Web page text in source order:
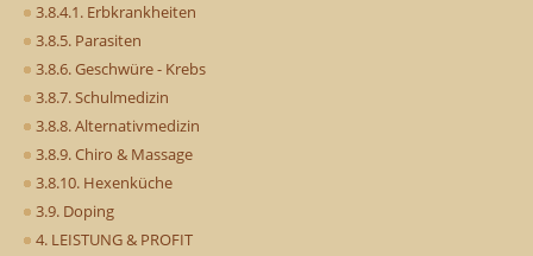
3.8.4.1. Erbkrankheiten
3.8.5. Parasiten
3.8.6. Geschwüre - Krebs
3.8.7. Schulmedizin
3.8.8. Alternativmedizin
3.8.9. Chiro & Massage
3.8.10. Hexenküche
3.9. Doping
4. LEISTUNG & PROFIT